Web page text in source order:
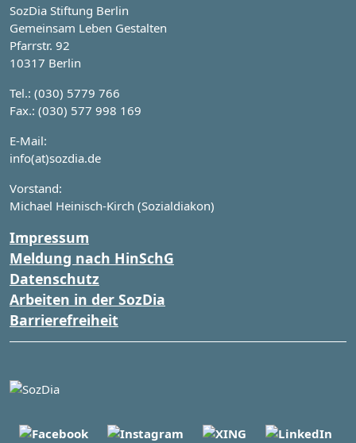
SozDia Stiftung Berlin
Gemeinsam Leben Gestalten
Pfarrstr. 92
10317 Berlin
Tel.: (030) 5779 766
Fax.: (030) 577 998 169
E-Mail:
info(at)sozdia.de
Vorstand:
Michael Heinisch-Kirch (Sozialdiakon)
Impressum
Meldung nach HinSchG
Datenschutz
Arbeiten in der SozDia
Barrierefreiheit